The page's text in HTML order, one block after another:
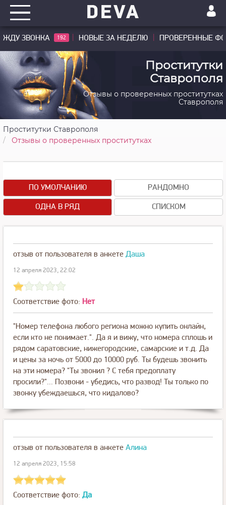
ЖДУ ЗВОНКА 192 НОВЫЕ ЗА НЕДЕЛЮ ПРОВЕРЕННЫЕ
Проститутки
Ставрополя
Отзывы о проверенных проститутках
Ставрополя
Проститутки Ставрополя
Отзывы о проверенных проститутках
ПО УМОЛЧАНИЮ РАНДОМНО
ОДНА В РЯД СПИСКОМ
отзыв от пользователя в анкете Даша
12 апреля 2023, 22:02
Соответствие фото: Нет
"Номер телефона любого региона можно купить онлайн,
если кто не понимает.". Да я и вижу, что номера сплошь и
рядом саратовские, нижегородские, самарские и т.д. Да
и цены за ночь от 5000 до 10000 руб. Ты будешь звонить
на эти номера? "Ты звонил ? С тебя предоплату
просили?"... Позвони - убедись, что развод! Ты только по
звонку убеждаешься, что кидалово?
отзыв от пользователя в анкете Алина
12 апреля 2023, 15:58
Соответствие фото: Да